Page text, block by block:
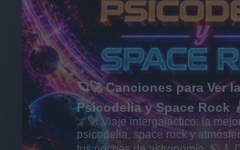
🪐🚀 Canciones para Ver
Psicodelia y Space Rock
🌌🚀 Viaje intergaláctico: la
psicodelia, space rock y